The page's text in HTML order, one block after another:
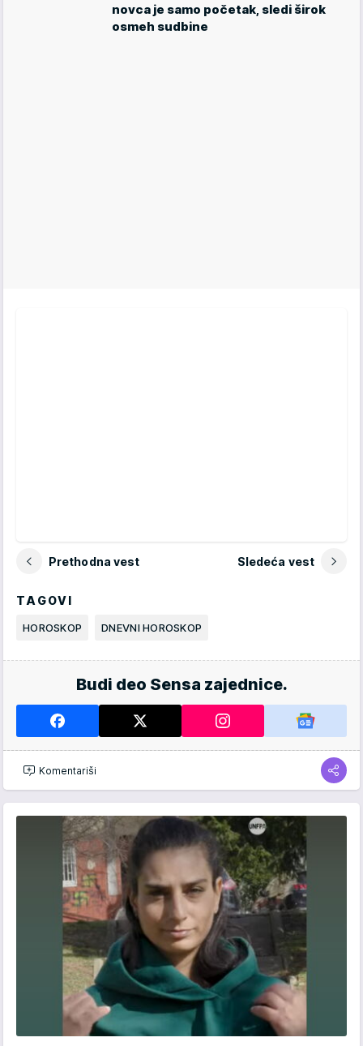
novca je samo početak, sledi širok
osmeh sudbine
Prethodna vest Sledeća vest
TAGOVI
HOROSKOP DNEVNI HOROSKOP
Budi deo Sensa zajednice.
Komentariši